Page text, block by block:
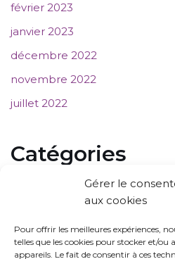
Gérer le
aux cookies
Pour offrir les meilleures expériences,
telles que les cookies pour stocker et/ou
appareils. Le fait de consentir à ces
février 2023
janvier 2023
décembre 2022
novembre 2022
juillet 2022
Catégories
Communiqué de presse
Membres